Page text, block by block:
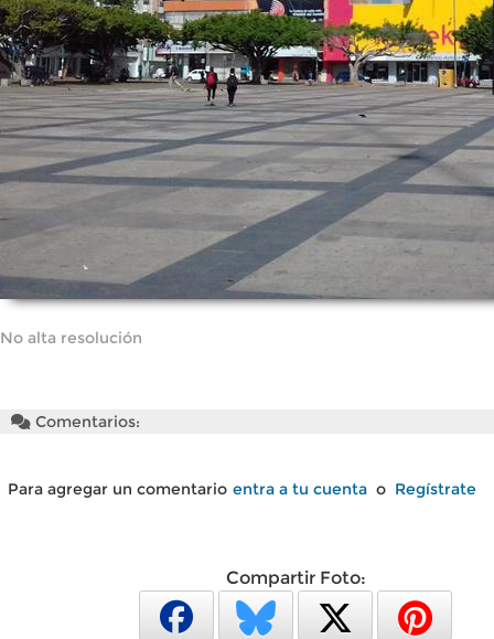
No alta resolución
Comentarios:
Para agregar un comentario entra a tu cuenta o Regístrate
Compartir Foto: